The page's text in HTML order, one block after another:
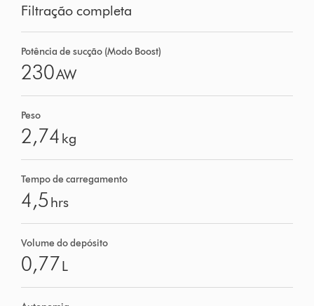
Filtração completa
Potência de sucção (Modo Boost)
230AW
Peso
2,74 kg
Tempo de carregamento
4,5 hrs
Volume do depósito
0,77L